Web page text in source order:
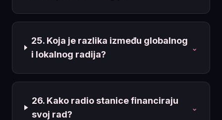
25. Koja je razlika između globalnog
i lokalnog radija?
⌄
26. Kako radio stanice financiraju
svoj rad?
⌄